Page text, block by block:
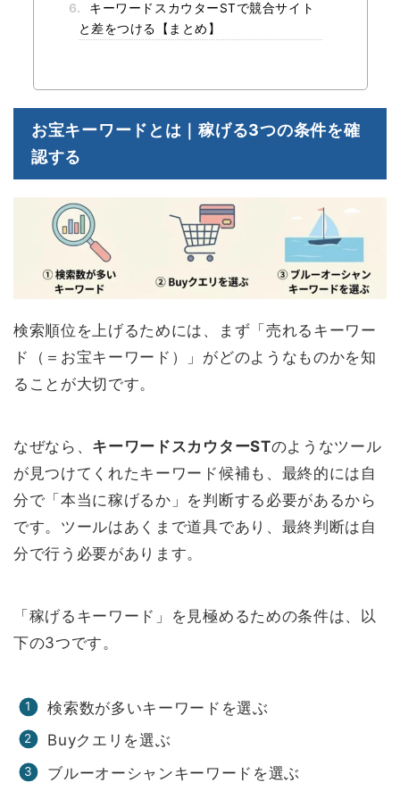
6.
キーワードスカウターSTで競合サイト
と差をつける【まとめ】
お宝キーワードとは｜稼げる3つの条件を確
認する
検索順位を上げるためには、まず「売れるキーワー
ド（＝お宝キーワード）」がどのようなものかを知
ることが大切です。
なぜなら、 キーワードスカウターSTのようなツール
が見つけてくれたキーワード候補も、最終的には自
分で「本当に稼げるか」を判断する必要があるから
です。ツールはあくまで道具であり、最終判断は自
分で行う必要があります。
「稼げるキーワード」を見極めるための条件は、以
下の3つです。
検索数が多いキーワードを選ぶ
Buyクエリを選ぶ
ブルーオーシャンキーワードを選ぶ